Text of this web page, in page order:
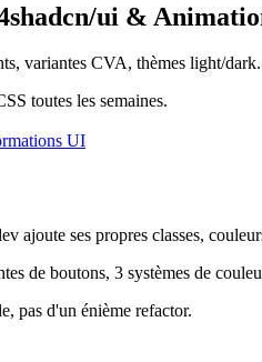
shadcn/ui &
variantes CVA, thèmes light/dark.
toutes les semaines.
UI
ajoute ses propres classes,
de boutons, 3 systèmes de
pas d'un énième refactor.